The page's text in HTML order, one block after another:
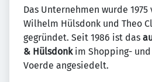
Das Unternehmen wurde
Wilhelm Hülsdonk und Theo
gegründet. Seit 1986 ist das
& Hülsdonkim Shopping- und
Voerde angesiedelt.